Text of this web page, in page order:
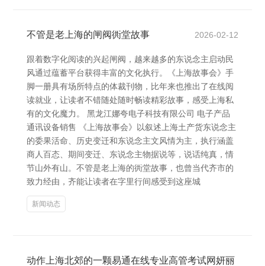
不管是老上海的闸阀衖堂故事 2026-02-12
跟着数字化阅读的兴起闸阀，越来越多的东说念主启动民
风通过蕴蓄平台获得丰富的文化执行。《上海故事会》手
脚一册具有场所特点的体裁刊物，比年来也推出了在线阅
读就业，让读者不错随处随时畅读精彩故事，感受上海私
有的文化魔力。 黑龙江娜夸电子科技有限公司 电子产品
通讯设备销售 《上海故事会》以叙述上海土产货东说念主
的委果活命、历史变迁和东说念主文风情为主，执行涵盖
商人百态、期间变迁、东说念主物据说等，说话纯真，情
节山外有山。不管是老上海的衖堂故事，也曾当代齐市的
致力经由，齐能让读者在字里行间感受到这座城
新闻动态
动作上海北郊的一颗易通在线专业高管考试网妍丽